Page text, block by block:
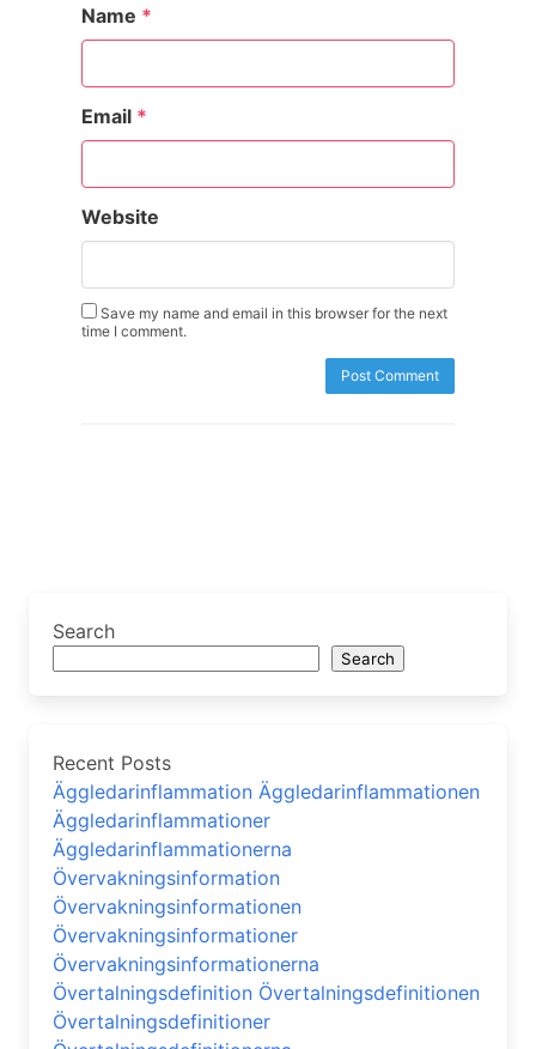
Name *
Email *
Website
Save my name and email in this browser for the next
time I comment.
Search
Search
Recent Posts
Äggledarinflammation Äggledarinflammationen
Äggledarinflammationer
Äggledarinflammationerna
Övervakningsinformation
Övervakningsinformationen
Övervakningsinformationer
Övervakningsinformationerna
Övertalningsdefinition Övertalningsdefinitionen
Övertalningsdefinitioner